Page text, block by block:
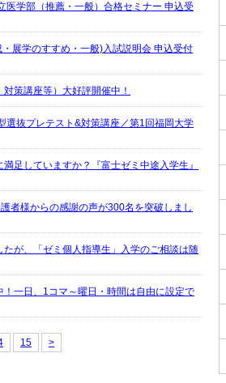
医学部（推薦・一般）合格セミナー 申込受
展学のすすめ・一般)入試説明会 申込受付
策講座等）大好評開催中！
選抜プレテスト&対策講座／第1回福岡大学
足していますか？『富士ゼミ中途入学生』
者様からの感謝の声が300名を突破しまし
が、「ゼミ個人指導生」入学のご相談は随
一日、1コマ～曜日・時間は自由に設定で
15 >